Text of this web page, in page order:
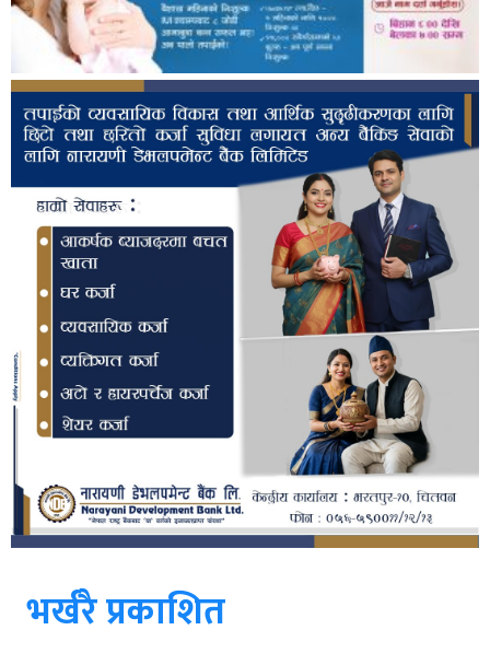
भर्खरै प्रकाशित